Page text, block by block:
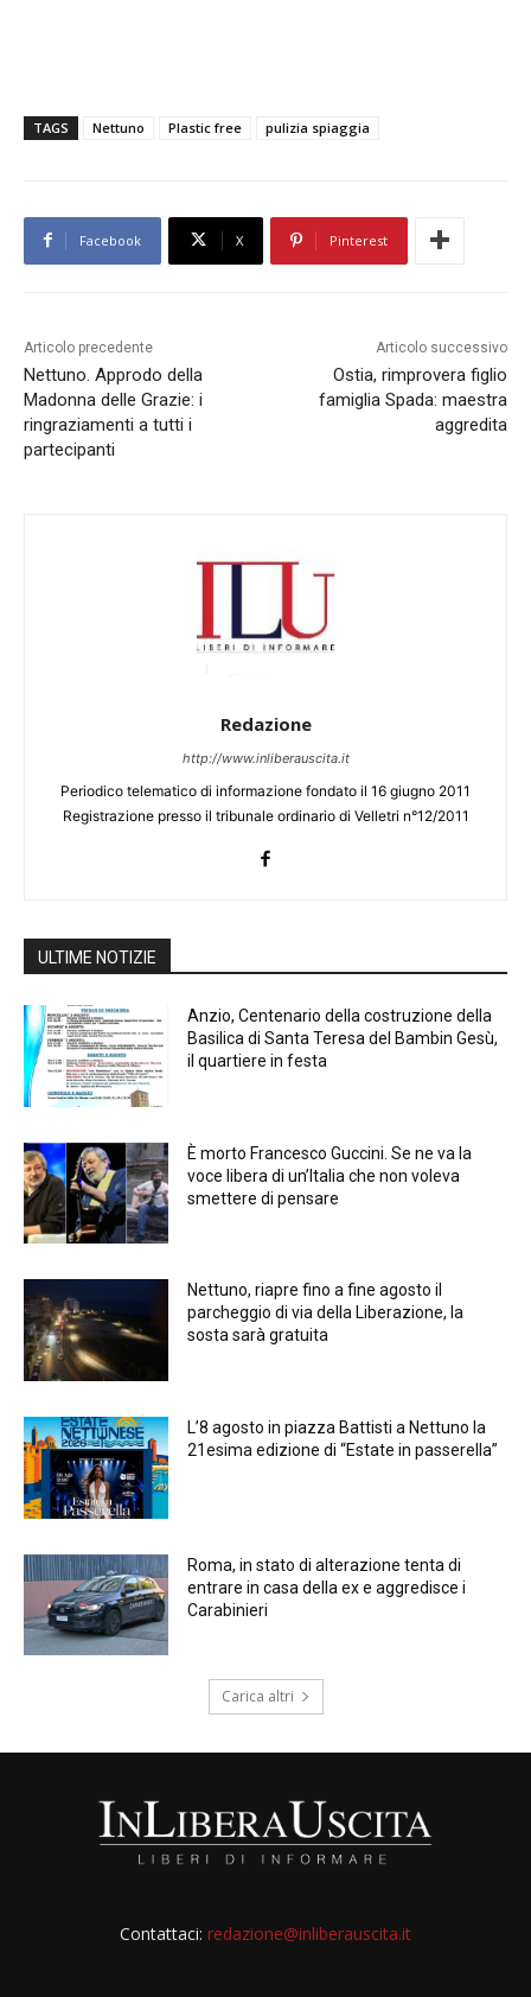
TAGS Nettuno Plastic free pulizia spiaggia
Facebook X Pinterest
Articolo precedente
Nettuno. Approdo della
Madonna delle Grazie: i
ringraziamenti a tutti i
partecipanti
Articolo successivo
Ostia, rimprovera figlio
famiglia Spada: maestra
aggredita
Redazione
http://www.inliberauscita.it
Periodico telematico di informazione fondato il 16 giugno 2011
Registrazione presso il tribunale ordinario di Velletri n°12/2011
ULTIME NOTIZIE
Anzio, Centenario della costruzione della
Basilica di Santa Teresa del Bambin Gesù,
il quartiere in festa
È morto Francesco Guccini. Se ne va la
voce libera di un’Italia che non voleva
smettere di pensare
Nettuno, riapre fino a fine agosto il
parcheggio di via della Liberazione, la
sosta sarà gratuita
L’8 agosto in piazza Battisti a Nettuno la
21esima edizione di “Estate in passerella”
Roma, in stato di alterazione tenta di
entrare in casa della ex e aggredisce i
Carabinieri
Carica altri
Contattaci: redazione@inliberauscita.it